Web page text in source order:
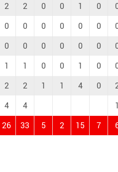
2 2 0 0 1 0
0 0 0 0 0 0
0 0 0 0 0 0
1 1 0 0 1 0
2 2 1 1 4 0
4 4 1
26 33 5 2 15 7